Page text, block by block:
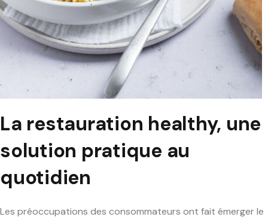
La restauration healthy, une
solution pratique au
quotidien
Les préoccupations des consommateurs ont fait émerger le